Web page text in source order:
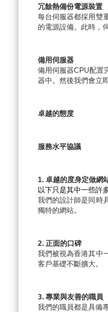
冗餘熱備份電源裝置
每台伺服器都採用雙
的電源設備。此時，
備用伺服器
備用伺服器CPU配置
器中。然後我們會立
卓越的態度
服務水平協議
1. 卓越的度身定做網
以下只是其中一些許
我們的設計師是同時
獨特的網站。
2. 正面的口碑
我們被視為香港其中
客戶基礎不斷擴大。
3. 專業與友善的職員
我們的職員都是具備